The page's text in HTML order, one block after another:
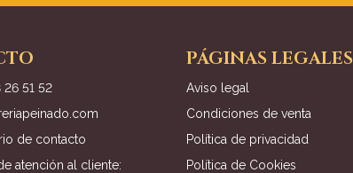
26 51 52
de contacto
atención al cliente:
PÁGINAS LEGALES
Aviso legal
Condiciones de venta
Política de privacidad
Política de Cookies